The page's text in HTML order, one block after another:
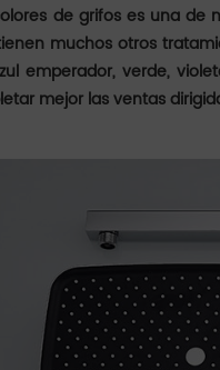
de grifos es una de
muchos otros
emperador, verde,
mejor las ventas